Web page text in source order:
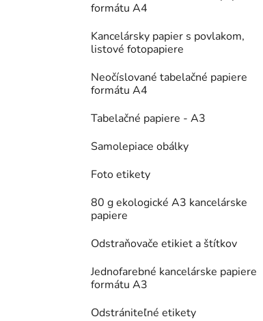
formátu A4
Kancelársky papier s povlakom,
listové fotopapiere
Neočíslované tabelačné papiere
formátu A4
Tabelačné papiere - A3
Samolepiace obálky
Foto etikety
80 g ekologické A3 kancelárske
papiere
Odstraňovače etikiet a štítkov
Jednofarebné kancelárske papiere
formátu A3
Odstrániteľné etikety